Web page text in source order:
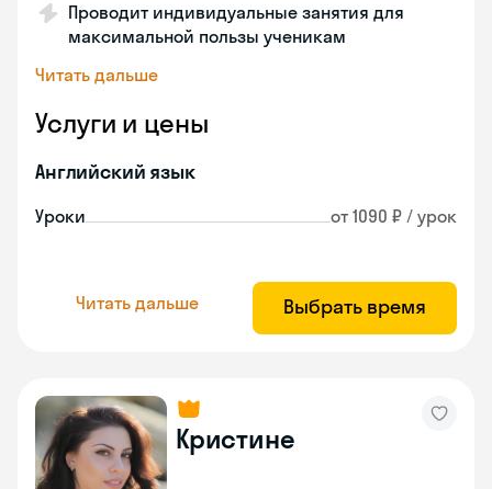
Проводит индивидуальные занятия для
максимальной пользы ученикам
Читать дальше
Услуги и цены
Английский язык
Уроки от 1090 ₽ / урок
Читать дальше Выбрать время
Кристине